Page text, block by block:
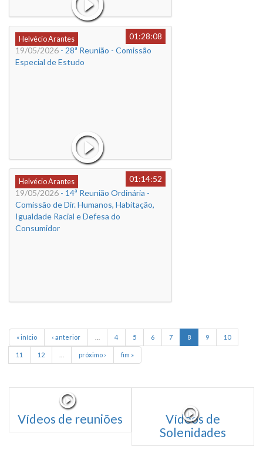
Helvécio Arantes
01:28:08
19/05/2026 - 28ª Reunião - Comissão
Especial de Estudo
Helvécio Arantes
01:14:52
19/05/2026 - 14ª Reunião Ordinária -
Comissão de Dir. Humanos, Habitação,
Igualdade Racial e Defesa do
Consumidor
« início ‹ anterior 4 5 6 7 8 9 10
11 12 próximo › fim »
Vídeos de reuniões
Vídeos de
Solenidades